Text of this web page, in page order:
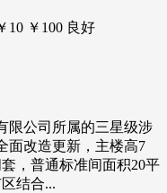
￥100 良好
公司所属的三星级涉
面改造更新，主楼高7
，普通标准间面积20平
结合...